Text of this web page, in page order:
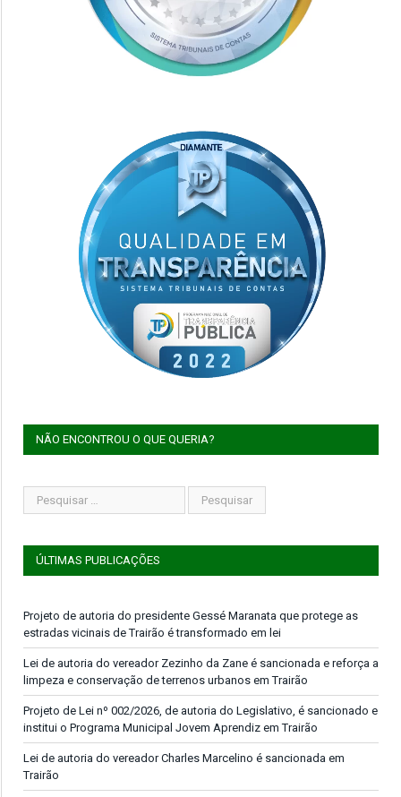
NÃO ENCONTROU O QUE QUERIA?
ÚLTIMAS PUBLICAÇÕES
Projeto de autoria do presidente Gessé Maranata que protege as
estradas vicinais de Trairão é transformado em lei
Lei de autoria do vereador Zezinho da Zane é sancionada e reforça a
limpeza e conservação de terrenos urbanos em Trairão
Projeto de Lei nº 002/2026, de autoria do Legislativo, é sancionado e
institui o Programa Municipal Jovem Aprendiz em Trairão
Lei de autoria do vereador Charles Marcelino é sancionada em
Trairão